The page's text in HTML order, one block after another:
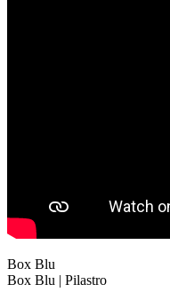
Box Blu
Box Blu | Pilastro